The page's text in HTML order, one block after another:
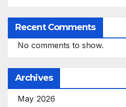
Recent Comments
No comments to show.
Archives
May 2026